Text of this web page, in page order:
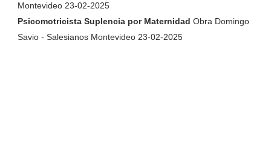
Montevideo 23-02-2025
Psicomotricista Suplencia por Maternidad Obra Domingo
Savio - Salesianos Montevideo 23-02-2025